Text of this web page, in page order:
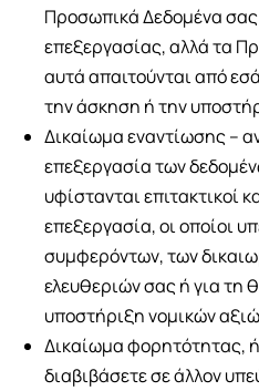
Προσωπικά Δεδομένα
επεξεργασίας, αλλά τα
αυτά απαιτούνται από
την άσκηση ή την
Δικαίωμα εναντίωσης –
επεξεργασία των
υφίστανται επιτακτικοί
επεξεργασία, οι οποίοι
συμφερόντων, των
ελευθεριών σας ή για τη
υποστήριξη νομικών
Δικαίωμα φορητότητας,
διαβιβάσετε σε άλλον